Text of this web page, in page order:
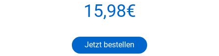
15,98€
Jetzt bestellen